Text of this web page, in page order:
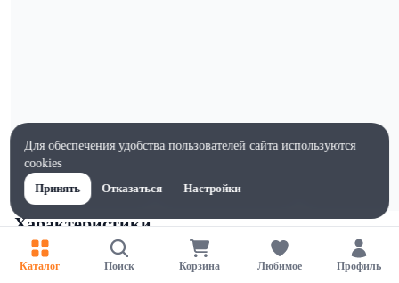
Характеристики
Ширина, мм
140
Каталог Поиск Корзина Любимое Профиль
Для обеспечения удобства пользователей сайта используются
cookies
Принять
Отказаться Настройки